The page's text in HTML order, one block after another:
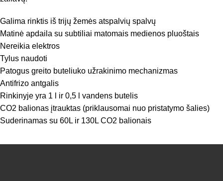
Galima rinktis iš trijų žemės atspalvių spalvų
Matinė apdaila su subtiliai matomais medienos pluoštais
Nereikia elektros
Tylus naudoti
Patogus greito buteliuko užrakinimo mechanizmas
Antifrizo antgalis
Rinkinyje yra 1 l ir 0,5 l vandens butelis
CO2 balionas įtrauktas (priklausomai nuo pristatymo šalies)
Suderinamas su 60L ir 130L CO2 balionais